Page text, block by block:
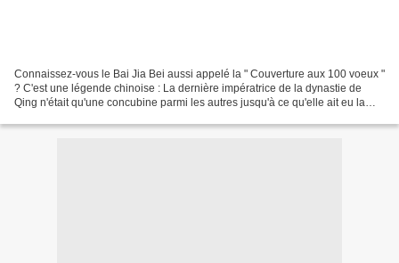
Connaissez-vous le Bai Jia Bei aussi appelé la " Couverture aux 100 voeux "
? C'est une légende chinoise : La dernière impératrice de la dynastie de
Qing n'était qu'une concubine parmi les autres jusqu'à ce qu'elle ait eu la